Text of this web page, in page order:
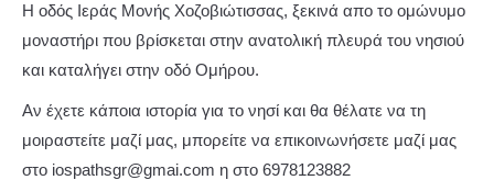
Η οδός Ιεράς Μονής Χοζοβιώτισσας, ξεκινά απο το ομώνυμο
μοναστήρι που βρίσκεται στην ανατολική πλευρά του νησιού
και καταλήγει στην οδό Ομήρου.
Αν έχετε κάποια ιστορία για το νησί και θα θέλατε να τη
μοιραστείτε μαζί μας, μπορείτε να επικοινωνήσετε μαζί μας
στο iospathsgr@gmai.com η στο 6978123882